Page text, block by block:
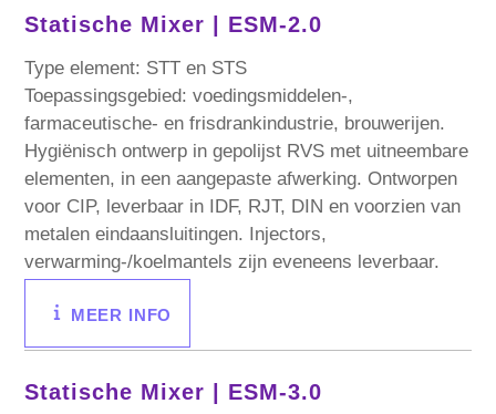
Statische Mixer | ESM-2.0
Type element: STT en STS
Toepassingsgebied: voedingsmiddelen-,
farmaceutische- en frisdrankindustrie, brouwerijen.
Hygiënisch ontwerp in gepolijst RVS met uitneembare
elementen, in een aangepaste afwerking. Ontworpen
voor CIP, leverbaar in IDF, RJT, DIN en voorzien van
metalen eindaansluitingen. Injectors,
verwarming-/koelmantels zijn eveneens leverbaar.
MEER INFO
Statische Mixer | ESM-3.0